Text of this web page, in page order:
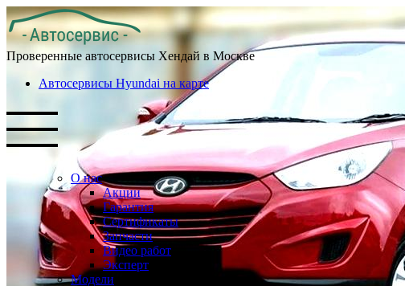
Проверенные автосервисы Хендай в Москве
Автосервисы Hyundai на карте
О нас
Акции
Гарантия
Сертификаты
Запчасти
Видео работ
Эксперт
Модели